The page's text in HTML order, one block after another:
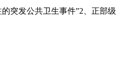
突发公共卫生事件”2、正部